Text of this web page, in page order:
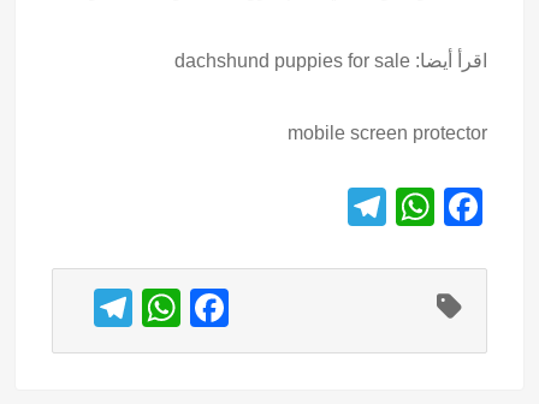
اقرأ أيضا: dachshund puppies for sale
mobile screen protector
F
c
e
b
W
at
A
e
a
F
a
W
h
el